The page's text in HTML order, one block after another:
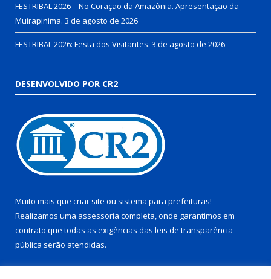
FESTRIBAL 2026 – No Coração da Amazônia. Apresentação da
Muirapinima. 3 de agosto de 2026
FESTRIBAL 2026: Festa dos Visitantes. 3 de agosto de 2026
DESENVOLVIDO POR CR2
Muito mais que criar site ou sistema para prefeituras!
Realizamos uma assessoria completa, onde garantimos em
contrato que todas as exigências das leis de transparência
pública serão atendidas.